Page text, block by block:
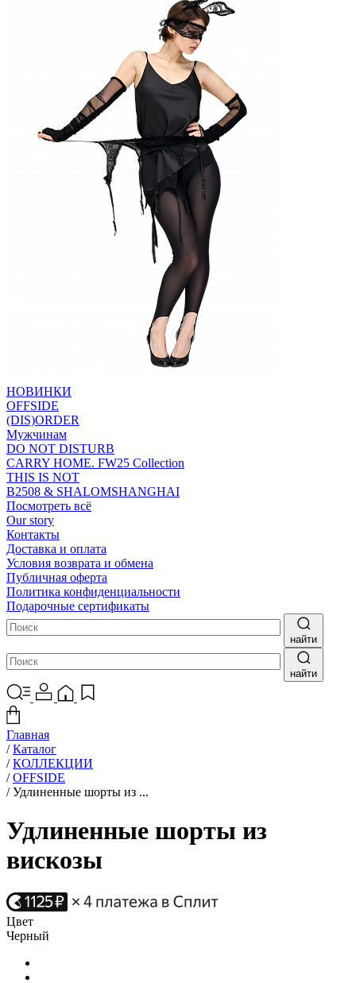
НОВИНКИ
OFFSIDE
(DIS)ORDER
Мужчинам
DO NOT DISTURB
CARRY HOME. FW25 Collection
THIS IS NOT
B2508 & SHALOMSHANGHAI
Посмотреть всё
Our story
Контакты
Доставка и оплата
Условия возврата и обмена
Публичная оферта
Политика конфиденциальности
Подарочные сертификаты
найти
найти
Главная
/ Каталог
/ КОЛЛЕКЦИИ
/ OFFSIDE
/ Удлиненные шорты из ...
Удлиненные шорты из
вискозы
Цвет
Черный